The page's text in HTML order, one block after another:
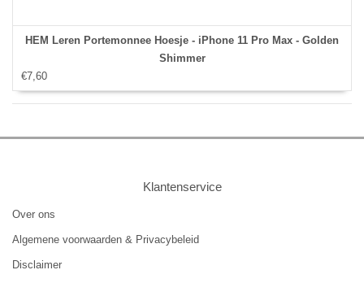
HEM Leren Portemonnee Hoesje - iPhone 11 Pro Max - Golden
Shimmer
€7,60
Klantenservice
Over ons
Algemene voorwaarden & Privacybeleid
Disclaimer